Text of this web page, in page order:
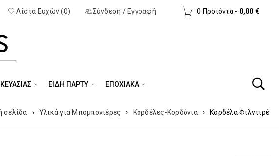
0 Προϊόντα - 0,00 €
Σύνδεση / Εγγραφή
Λίστα Ευχών (0)
ΕΊΔΗ ΠΆΡΤΥ ΕΠΟΧΙΑΚΑ
σελίδα › Υλικά για Μπομπονιέρες › Κορδέλες-Κορδόνια › Κορδέλα Φιλντιρέ